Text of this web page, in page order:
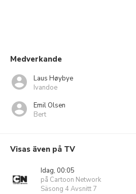
Medverkande
Laus Høybye
Ivandoe
Emil Olsen
Bert
Visas även på TV
Idag, 00:05
på Cartoon Network
Säsong 4 Avsnitt 7